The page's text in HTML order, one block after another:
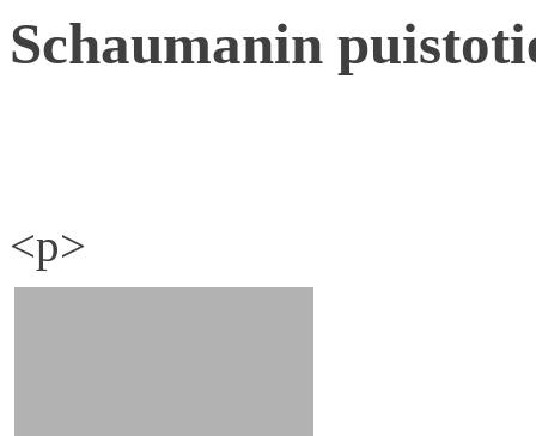
Schaumanin
<p>